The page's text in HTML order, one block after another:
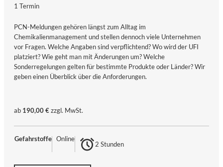
1 Termin
PCN-Meldungen gehören längst zum Alltag im
Chemikalienmanagement und stellen dennoch viele Unternehmen
vor Fragen. Welche Angaben sind verpflichtend? Wo wird der UFI
platziert? Wie geht man mit Änderungen um? Welche
Sonderregelungen gelten für bestimmte Produkte oder Länder? Wir
geben einen Überblick über die Anforderungen.
ab 190,00 €zzgl. MwSt.
Gefahrstoffe Online
2 Stunden